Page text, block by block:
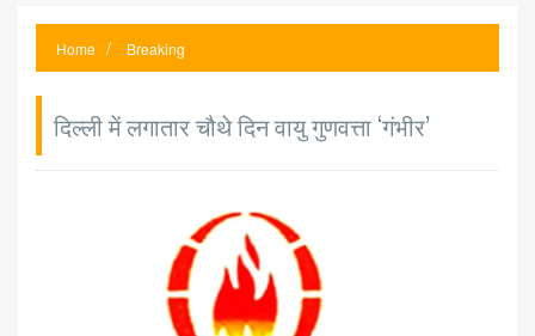
Home Breaking
दिल्ली में लगातार चौथे दिन वायु गुणवत्ता ‘गंभीर’